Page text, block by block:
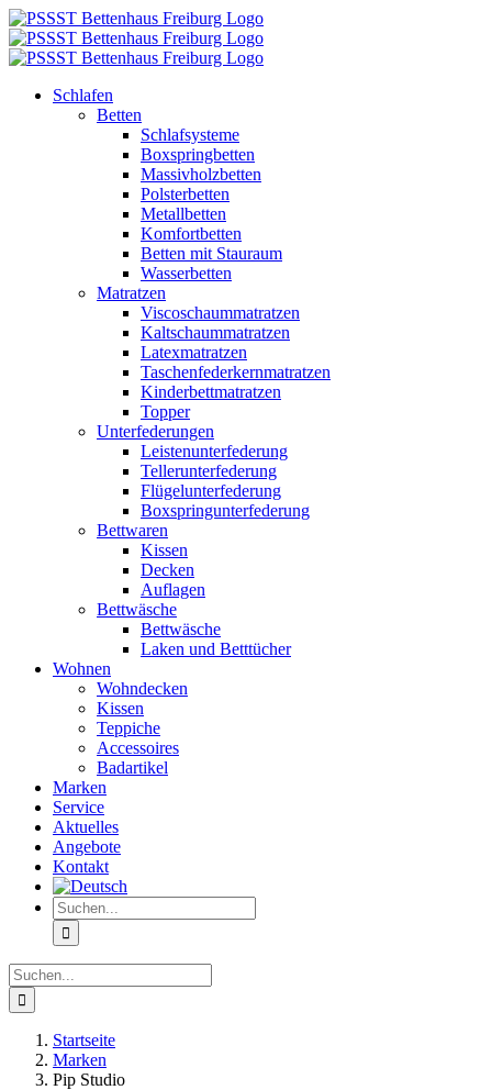
Zum
Inhalt
springen
Schlafen
Betten
Schlafsysteme
Boxspringbetten
Massivholzbetten
Polsterbetten
Metallbetten
Komfortbetten
Betten mit Stauraum
Wasserbetten
Matratzen
Viscoschaummatratzen
Kaltschaummatratzen
Latexmatratzen
Taschenfederkernmatratzen
Kinderbettmatratzen
Topper
Unterfederungen
Leistenunterfederung
Tellerunterfederung
Flügelunterfederung
Boxspringunterfederung
Bettwaren
Kissen
Decken
Auflagen
Bettwäsche
Bettwäsche
Laken und Betttücher
Wohnen
Wohndecken
Kissen
Teppiche
Accessoires
Badartikel
Marken
Service
Aktuelles
Angebote
Kontakt
Suche
nach:
Suche
nach:
Startseite
Marken
Pip Studio